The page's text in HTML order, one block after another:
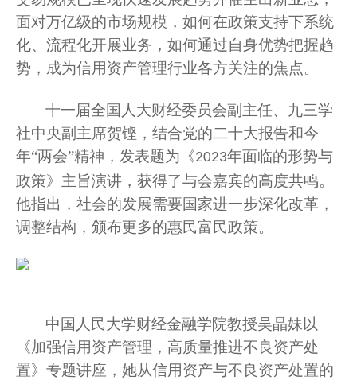
面对万亿级的市场规模，如何在政策支持下系统
化、流程化开展业务，如何通过自身优势把握趋
势，成为信用资产管理行业各方关注的焦点。
十一届全国人大财经委员会副主任、九三学
社中央副主席贺铿 ， 结合党的二十大报告和今
年“两会”精神，发表题为 《2023年面临的形势与
政策》 主旨演讲 ，获得了与会嘉宾的高度共鸣。
他指出， 社会的发展需要国家进一步深化改革，
调整结构，颁布更多的惠民富民政策。
中国人民大学财经金融学院教授吴晶妹以
《加强信用资产管理，高质量推进不良资产处
置》 专题讲座，她从信用资产与不良资产处置的